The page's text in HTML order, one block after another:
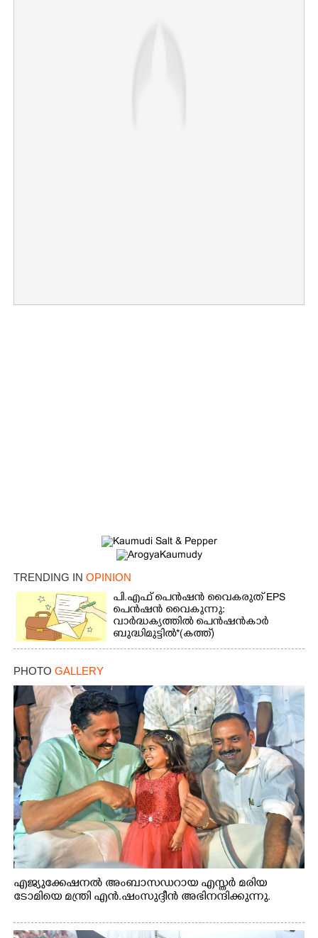
TRENDING IN OPINION
പി.എഫ് പെൻഷൻ വൈകരുത് EPS
പെൻഷൻ വൈകുന്നു:
വാർദ്ധക്യത്തിൽ പെൻഷൻകാർ
ബുദ്ധിമുട്ടിൽ*(കത്ത്)
PHOTO GALLERY
എജ്യുക്കേഷനൽ അംബാസഡറായ എസ്തർ മരിയ
ടോമിയെ മന്ത്രി എൻ.ഷംസുദ്ദീൻ അഭിനന്ദിക്കുന്നു.